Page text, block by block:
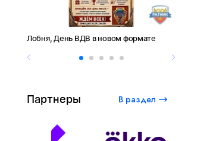
Лобня, День ВДВ в новом формате
Партнеры В раздел